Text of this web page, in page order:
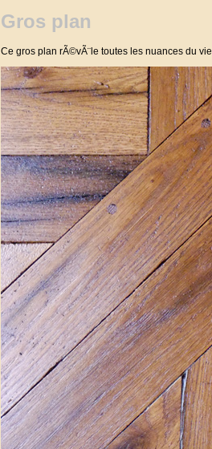
Gros plan
Ce gros plan rÃ©vÃ¨le toutes les nuances du